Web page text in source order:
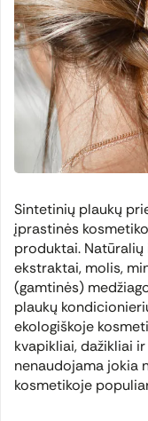
Sintetinių plaukų
įprastinės
produktai. Natūralių
ekstraktai, molis,
(gamtinės)
plaukų
ekologiškoje
kvapikliai, dažikliai
nenaudojama jokia
kosmetikoje